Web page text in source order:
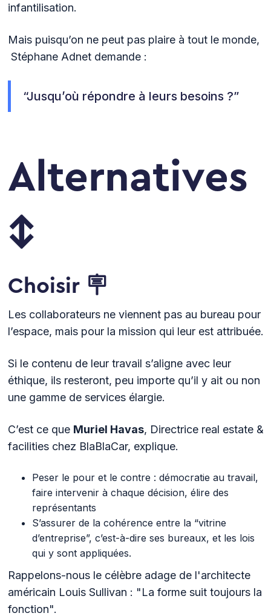
infantilisation.
Mais puisqu’on ne peut pas plaire à tout le monde,
Stéphane Adnet demande :
“Jusqu’où répondre à leurs besoins ?”
Alternatives
↕️
Choisir 🪧
Les collaborateurs ne viennent pas au bureau pour
l’espace, mais pour la mission qui leur est attribuée.
Si le contenu de leur travail s’aligne avec leur
éthique, ils resteront, peu importe qu’il y ait ou non
une gamme de services élargie.
C’est ce que Muriel Havas, Directrice real estate &
facilities chez BlaBlaCar, explique.
Peser le pour et le contre : démocratie au travail,
faire intervenir à chaque décision, élire des
représentants
S’assurer de la cohérence entre la “vitrine
d’entreprise”, c’est-à-dire ses bureaux, et les lois
qui y sont appliquées.
Rappelons-nous le célèbre adage de l'architecte
américain Louis Sullivan : "La forme suit toujours la
fonction".